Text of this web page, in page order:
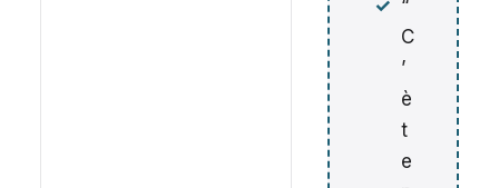
✓ “
C
’
è
t
e